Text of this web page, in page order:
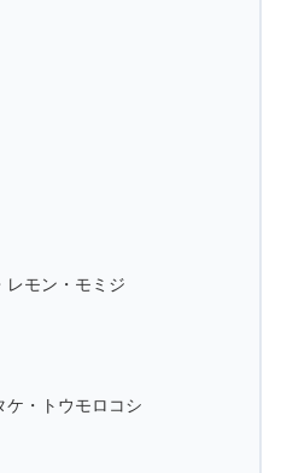
レモン・モミジ
ケ・トウモロコシ